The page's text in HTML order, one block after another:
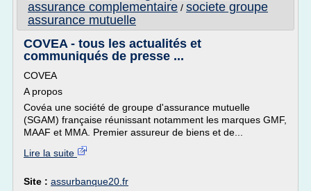
assurance complementaire / societe groupe
assurance mutuelle
COVEA - tous les actualités et
communiqués de presse ...
COVEA
A propos
Covéa une société de groupe d'assurance mutuelle
(SGAM) française réunissant notamment les marques GMF,
MAAF et MMA. Premier assureur de biens et de...
Lire la suite
Site : assurbanque20.fr